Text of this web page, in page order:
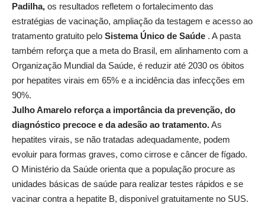
Padilha, os resultados refletem o fortalecimento das
estratégias de vacinação, ampliação da testagem e acesso ao
tratamento gratuito pelo Sistema Único de Saúde . A pasta
também reforça que a meta do Brasil, em alinhamento com a
Organização Mundial da Saúde, é reduzir até 2030 os óbitos
por hepatites virais em 65% e a incidência das infecções em
90%.
Julho Amarelo reforça a importância da prevenção, do
diagnóstico precoce e da adesão ao tratamento.As
hepatites virais, se não tratadas adequadamente, podem
evoluir para formas graves, como cirrose e câncer de fígado.
O Ministério da Saúde orienta que a população procure as
unidades básicas de saúde para realizar testes rápidos e se
vacinar contra a hepatite B, disponível gratuitamente no SUS.